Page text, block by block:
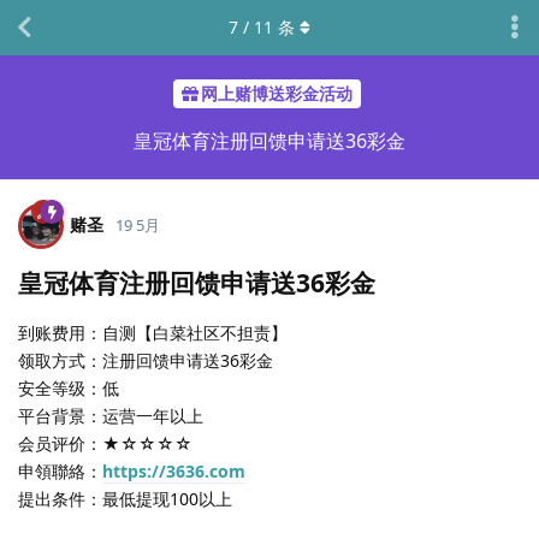
网上赌博送彩金活动
皇冠体育注册回馈申请送36彩金
7 / 11 条
赌圣 19 5月
皇冠体育注册回馈申请送36彩金
到账费用：自测【白菜社区不担责】
领取方式：注册回馈申请送36彩金
安全等级：低
平台背景：运营一年以上
会员评价：★☆☆☆☆
申領聯絡： https://3636.com
提出条件：最低提现100以上